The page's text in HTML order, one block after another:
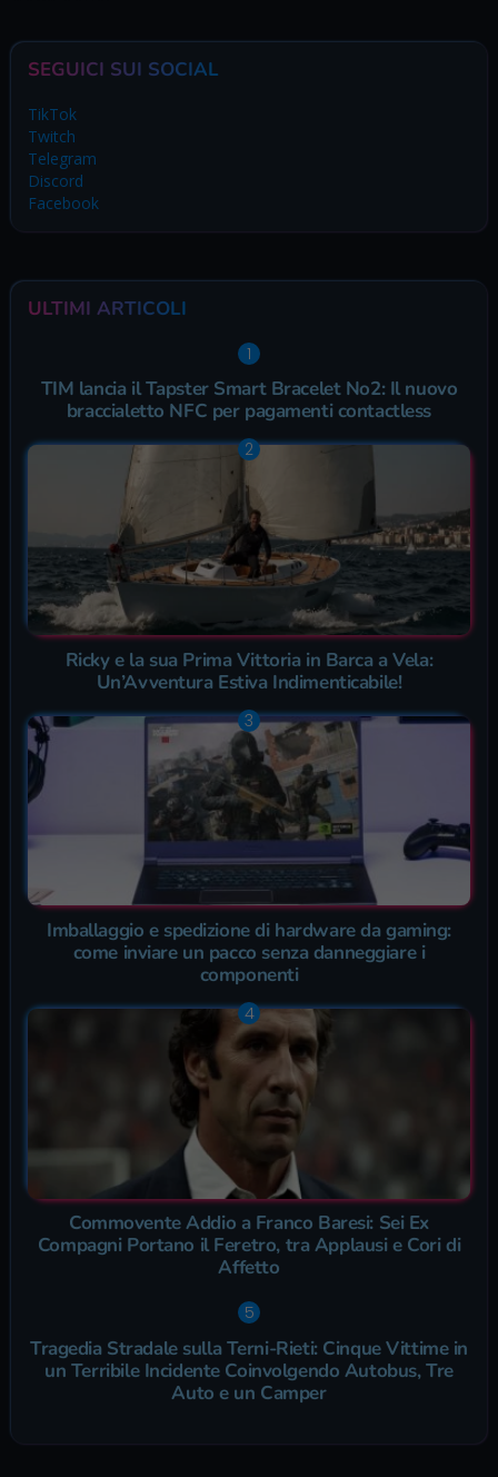
SEGUICI SUI SOCIAL
TikTok
Twitch
Telegram
Discord
Facebook
ULTIMI ARTICOLI
TIM lancia il Tapster Smart Bracelet No2: Il nuovo
braccialetto NFC per pagamenti contactless
Ricky e la sua Prima Vittoria in Barca a Vela:
Un’Avventura Estiva Indimenticabile!
Imballaggio e spedizione di hardware da gaming:
come inviare un pacco senza danneggiare i
componenti
Commovente Addio a Franco Baresi: Sei Ex
Compagni Portano il Feretro, tra Applausi e Cori di
Affetto
Tragedia Stradale sulla Terni-Rieti: Cinque Vittime in
un Terribile Incidente Coinvolgendo Autobus, Tre
Auto e un Camper